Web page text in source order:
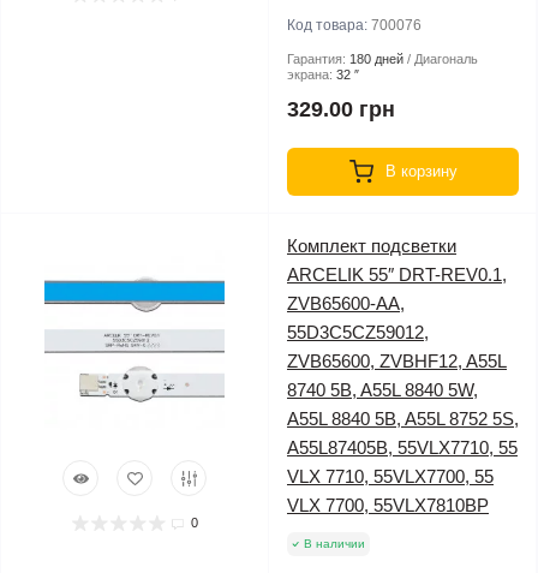
Код товара: 700076
Гарантия: 180 дней
Диагональ
экрана: 32 ″
329.00 грн
В корзину
0
Комплект подсветки
ARCELIK 55″ DRT-REV0.1,
ZVB65600-AA,
55D3C5CZ59012,
ZVB65600, ZVBHF12, A55L
8740 5B, A55L 8840 5W,
A55L 8840 5B, A55L 8752 5S,
A55L87405B, 55VLX7710, 55
VLX 7710, 55VLX7700, 55
VLX 7700, 55VLX7810BP
В наличии